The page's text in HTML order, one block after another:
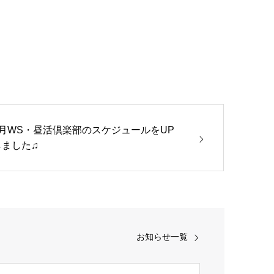
WS・昼活倶楽部のスケジュールをUP
ました♫
お知らせ一覧